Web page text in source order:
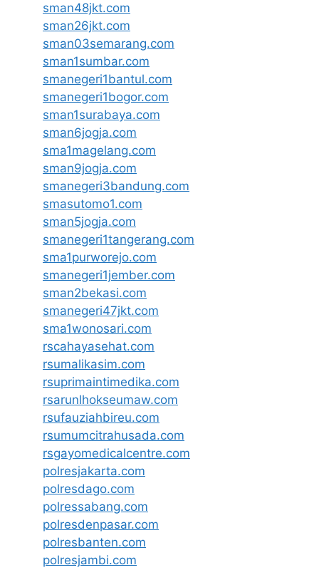
sman48jkt.com
sman26jkt.com
sman03semarang.com
sman1sumbar.com
smanegeri1bantul.com
smanegeri1bogor.com
sman1surabaya.com
sman6jogja.com
sma1magelang.com
sman9jogja.com
smanegeri3bandung.com
smasutomo1.com
sman5jogja.com
smanegeri1tangerang.com
sma1purworejo.com
smanegeri1jember.com
sman2bekasi.com
smanegeri47jkt.com
sma1wonosari.com
rscahayasehat.com
rsumalikasim.com
rsuprimaintimedika.com
rsarunlhokseumaw.com
rsufauziahbireu.com
rsumumcitrahusada.com
rsgayomedicalcentre.com
polresjakarta.com
polresdago.com
polressabang.com
polresdenpasar.com
polresbanten.com
polresjambi.com